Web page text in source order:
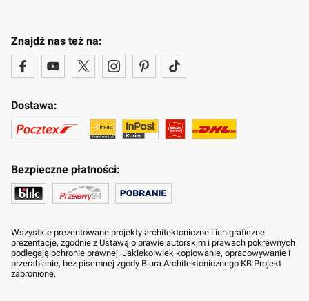
Znajdź nas też na:
Dostawa:
Bezpieczne płatności:
Wszystkie prezentowane projekty architektoniczne i ich graficzne
prezentacje, zgodnie z Ustawą o prawie autorskim i prawach pokrewnych
podlegają ochronie prawnej. Jakiekolwiek kopiowanie, opracowywanie i
przerabianie, bez pisemnej zgody Biura Architektonicznego KB Projekt
zabronione.